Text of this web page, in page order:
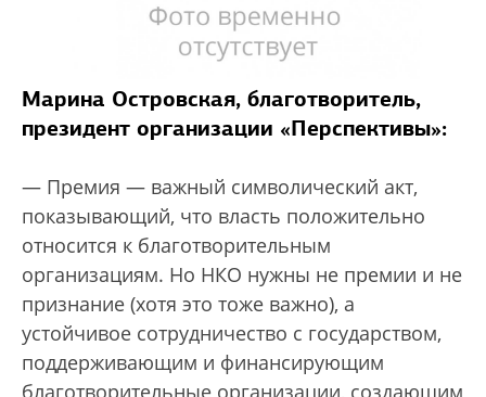
Марина Островская, благотворитель,
президент организации «Перспективы»:
— Премия — важный символический акт,
показывающий, что власть положительно
относится к благотворительным
организациям. Но НКО нужны не премии и не
признание (хотя это тоже важно), а
устойчивое сотрудничество с государством,
поддерживающим и финансирующим